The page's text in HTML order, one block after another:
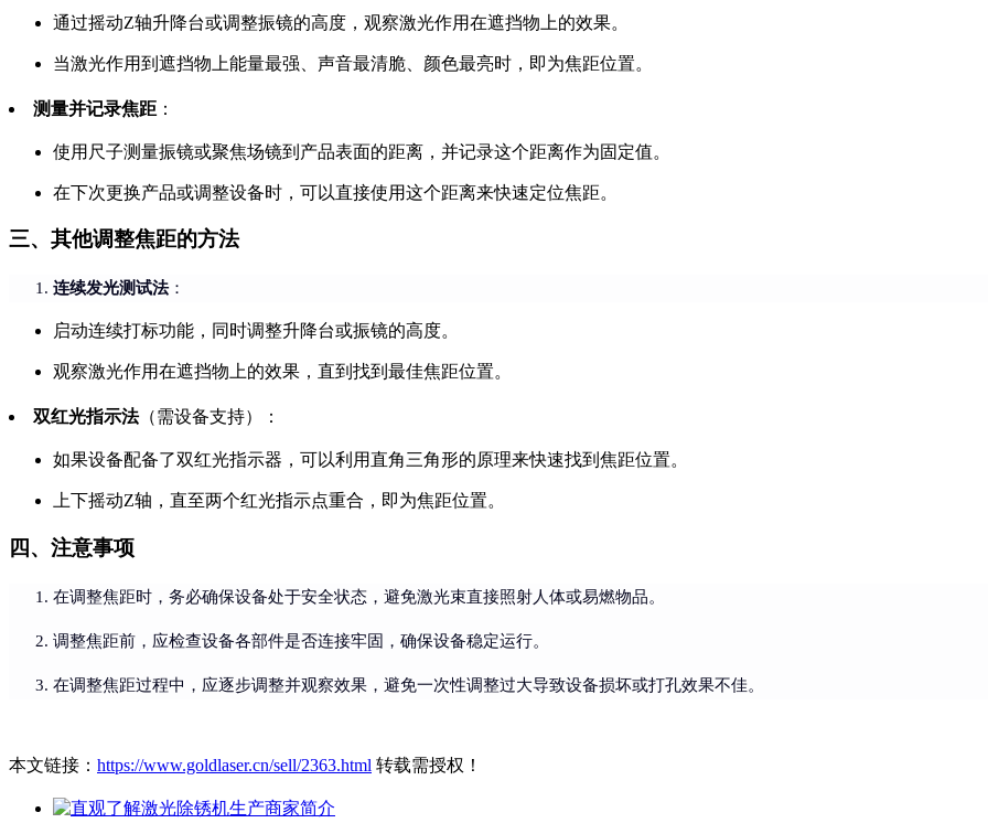
通过摇动Z轴升降台或调整振镜的高度，观察激光作用在遮挡物上的效果。
当激光作用到遮挡物上能量最强、声音最清脆、颜色最亮时，即为焦距位置。
测量并记录焦距 ：
使用尺子测量振镜或聚焦场镜到产品表面的距离，并记录这个距离作为固定值。
在下次更换产品或调整设备时，可以直接使用这个距离来快速定位焦距。
三、其他调整焦距的方法
连续发光测试法：
启动连续打标功能，同时调整升降台或振镜的高度。
观察激光作用在遮挡物上的效果，直到找到最佳焦距位置。
双红光指示法（需设备支持）：
如果设备配备了双红光指示器，可以利用直角三角形的原理来快速找到焦距位置。
上下摇动Z轴，直至两个红光指示点重合，即为焦距位置。
四、注意事项
在调整焦距时，务必确保设备处于安全状态，避免激光束直接照射人体或易燃物品。
调整焦距前，应检查设备各部件是否连接牢固，确保设备稳定运行。
在调整焦距过程中，应逐步调整并观察效果，避免一次性调整过大导致设备损坏或打孔效果不佳。
本文链接： https://www.goldlaser.cn/sell/2363.html 转载需授权！